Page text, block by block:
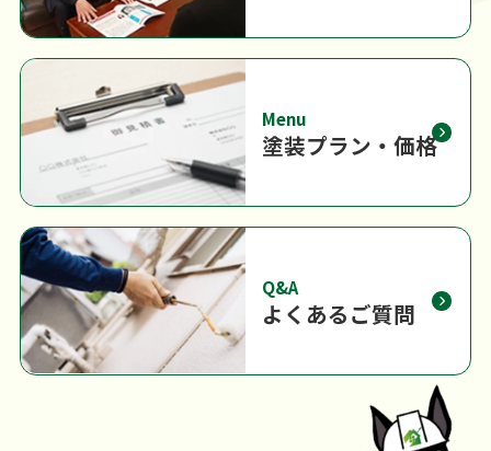
Menu
塗装プラン・価格
Q&A
よくあるご質問